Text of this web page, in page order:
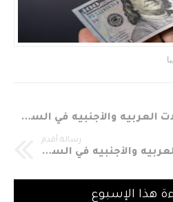
أسعار صرف العملات العربيه والأجنبيه في السوق الموازي مقابل الجنيه السوداني لليوم الجمعه28.7.2017
رسالة أقدم
أسعار صرف العملات العربيه والأجنبيه في السوق الموازي مقابل الجنيه السوداني لليوم الأربعاء26.7.2017
هذا الإسبوع